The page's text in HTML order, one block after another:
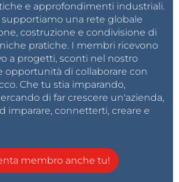
e approfondimenti industriali.
supportiamo una rete globale
costruzione e condivisione di
pratiche. I membri ricevono
a progetti, sconti nel nostro
opportunità di collaborare con
Che tu stia imparando,
di far crescere un'azienda,
imparare, connetterti, creare e
membro anche tu!